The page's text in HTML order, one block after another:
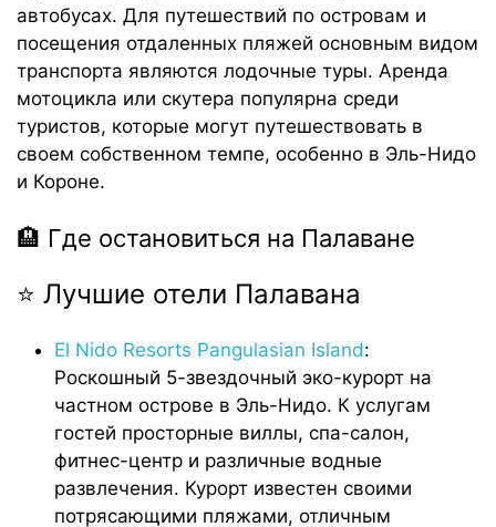
автобусах. Для путешествий по островам и
посещения отдаленных пляжей основным видом
транспорта являются лодочные туры. Аренда
мотоцикла или скутера популярна среди
туристов, которые могут путешествовать в
своем собственном темпе, особенно в Эль-Нидо
и Короне.
🏨 Где остановиться на Палаване
⭐ Лучшие отели Палавана
El Nido Resorts Pangulasian Island:
Роскошный 5-звездочный эко-курорт на
частном острове в Эль-Нидо. К услугам
гостей просторные виллы, спа-салон,
фитнес-центр и различные водные
развлечения. Курорт известен своими
потрясающими пляжами, отличным